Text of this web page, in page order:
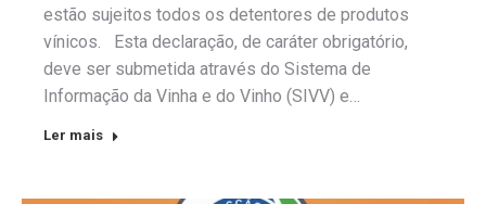
estão sujeitos todos os detentores de produtos
vínicos. Esta declaração, de caráter obrigatório,
deve ser submetida através do Sistema de
Informação da Vinha e do Vinho (SIVV) e…
Ler mais